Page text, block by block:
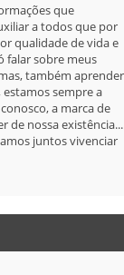
que
a todos que por
qualidade de vida e
falar sobre meus
também aprender
sempre a
a marca de
de nossa existência...
juntos vivenciar